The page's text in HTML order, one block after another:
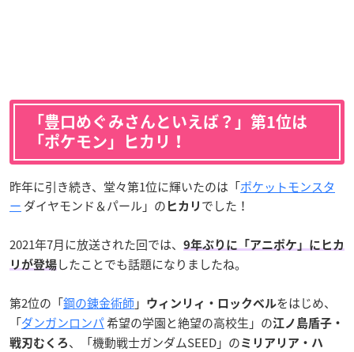
「豊口めぐみさんといえば？」第1位は
「ポケモン」ヒカリ！
昨年に引き続き、堂々第1位に輝いたのは「ポケットモンスタ
ー ダイヤモンド＆パール」の ヒカリ でした！
2021年7月に放送された回では、
9年ぶりに「アニポケ」にヒカ
リが登場 したことでも話題になりましたね。
第2位の「鋼の錬金術師」 ウィンリィ・ロックベルをはじめ、
「ダンガンロンパ希望の学園と絶望の高校生」の江ノ島盾子・
戦刃むくろ 、「機動戦士ガンダムSEED」の ミリアリア・ハ